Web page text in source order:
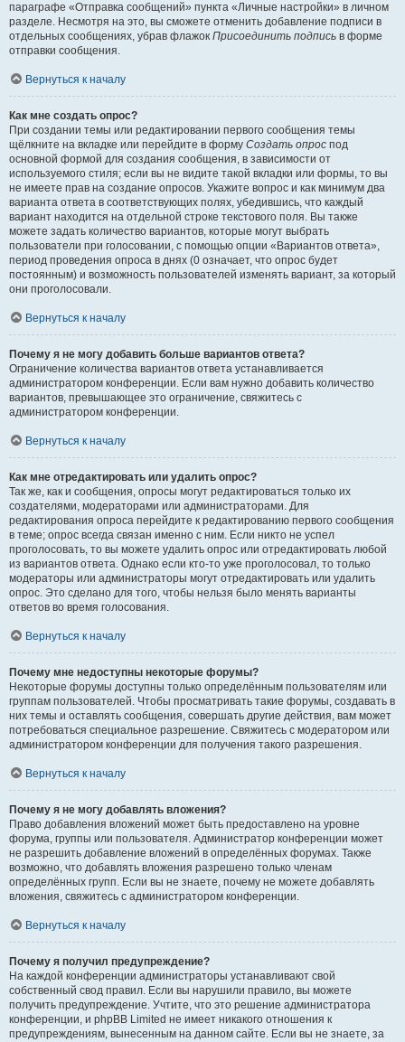
параграфе «Отправка сообщений» пункта «Личные настройки» в личном
разделе. Несмотря на это, вы сможете отменить добавление подписи в
отдельных сообщениях, убрав флажок Присоединить подпись в форме
отправки сообщения.
Вернуться к началу
Как мне создать опрос?
При создании темы или редактировании первого сообщения темы
щёлкните на вкладке или перейдите в форму Создать опрос под
основной формой для создания сообщения, в зависимости от
используемого стиля; если вы не видите такой вкладки или формы, то вы
не имеете прав на создание опросов. Укажите вопрос и как минимум два
варианта ответа в соответствующих полях, убедившись, что каждый
вариант находится на отдельной строке текстового поля. Вы также
можете задать количество вариантов, которые могут выбрать
пользователи при голосовании, с помощью опции «Вариантов ответа»,
период проведения опроса в днях (0 означает, что опрос будет
постоянным) и возможность пользователей изменять вариант, за который
они проголосовали.
Вернуться к началу
Почему я не могу добавить больше вариантов ответа?
Ограничение количества вариантов ответа устанавливается
администратором конференции. Если вам нужно добавить количество
вариантов, превышающее это ограничение, свяжитесь с
администратором конференции.
Вернуться к началу
Как мне отредактировать или удалить опрос?
Так же, как и сообщения, опросы могут редактироваться только их
создателями, модераторами или администраторами. Для
редактирования опроса перейдите к редактированию первого сообщения
в теме; опрос всегда связан именно с ним. Если никто не успел
проголосовать, то вы можете удалить опрос или отредактировать любой
из вариантов ответа. Однако если кто-то уже проголосовал, то только
модераторы или администраторы могут отредактировать или удалить
опрос. Это сделано для того, чтобы нельзя было менять варианты
ответов во время голосования.
Вернуться к началу
Почему мне недоступны некоторые форумы?
Некоторые форумы доступны только определённым пользователям или
группам пользователей. Чтобы просматривать такие форумы, создавать в
них темы и оставлять сообщения, совершать другие действия, вам может
потребоваться специальное разрешение. Свяжитесь с модератором или
администратором конференции для получения такого разрешения.
Вернуться к началу
Почему я не могу добавлять вложения?
Право добавления вложений может быть предоставлено на уровне
форума, группы или пользователя. Администратор конференции может
не разрешить добавление вложений в определённых форумах. Также
возможно, что добавлять вложения разрешено только членам
определённых групп. Если вы не знаете, почему не можете добавлять
вложения, свяжитесь с администратором конференции.
Вернуться к началу
Почему я получил предупреждение?
На каждой конференции администраторы устанавливают свой
собственный свод правил. Если вы нарушили правило, вы можете
получить предупреждение. Учтите, что это решение администратора
конференции, и phpBB Limited не имеет никакого отношения к
предупреждениям, вынесенным на данном сайте. Если вы не знаете, за